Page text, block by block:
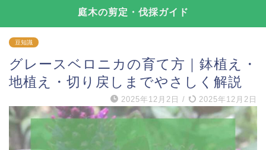
庭木の剪定・伐採ガイド
豆知識
グレースベロニカの育て方｜鉢植え・
地植え・切り戻しまでやさしく解説
2025年12月2日 / 2025年12月2日